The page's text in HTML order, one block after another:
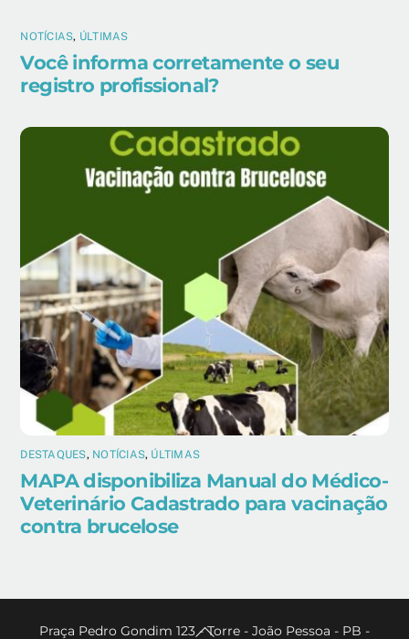
NOTÍCIAS, ÚLTIMAS
Você informa corretamente o seu
registro profissional?
DESTAQUES, NOTÍCIAS, ÚLTIMAS
MAPA disponibiliza Manual do Médico-
Veterinário Cadastrado para vacinação
contra brucelose
Back
Praça Pedro Gondim 123 - Torre - João Pessoa - PB -